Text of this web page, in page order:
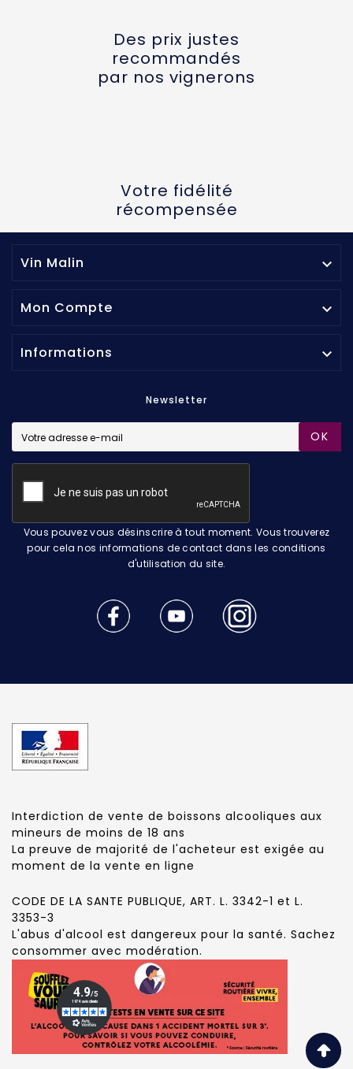
Des prix justes
recommandés
par nos vignerons
Votre fidélité
récompensée
Vin Malin 
Mon Compte 
Informations 
Newsletter
OK
Vous pouvez vous désinscrire à tout moment. Vous trouverez
pour cela nos informations de contact dans les conditions
d'utilisation du site.
Interdiction de vente de boissons alcooliques aux
mineurs de moins de 18 ans
La preuve de majorité de l'acheteur est exigée au
moment de la vente en ligne
CODE DE LA SANTE PUBLIQUE, ART. L. 3342-1 et L.
3353-3
L'abus d'alcool est dangereux pour la santé. Sachez
consommer avec modération.